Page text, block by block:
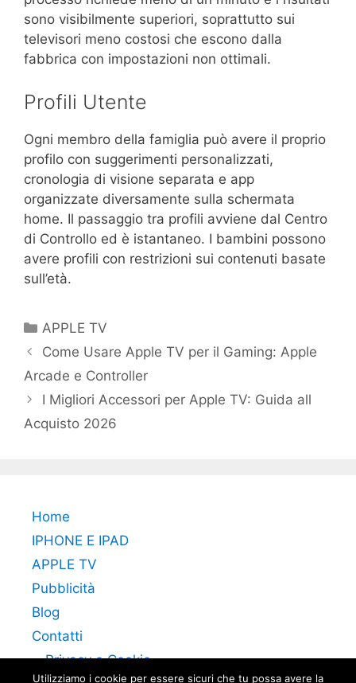
sono visibilmente superiori, soprattutto sui
televisori meno costosi che escono dalla
fabbrica con impostazioni non ottimali.
Profili Utente
Ogni membro della famiglia può avere il proprio
profilo con suggerimenti personalizzati,
cronologia di visione separata e app
organizzate diversamente sulla schermata
home. Il passaggio tra profili avviene dal Centro
di Controllo ed è istantaneo. I bambini possono
avere profili con restrizioni sui contenuti basate
sull’età.
Categorie
APPLE TV
Come Usare Apple TV per il Gaming: Apple
Arcade e Controller
I Migliori Accessori per Apple TV: Guida all
Acquisto 2026
Home
IPHONE E IPAD
APPLE TV
Pubblicità
Blog
Contatti
Privacy e Cookie
Utilizziamo i cookie per essere sicuri che tu possa avere la